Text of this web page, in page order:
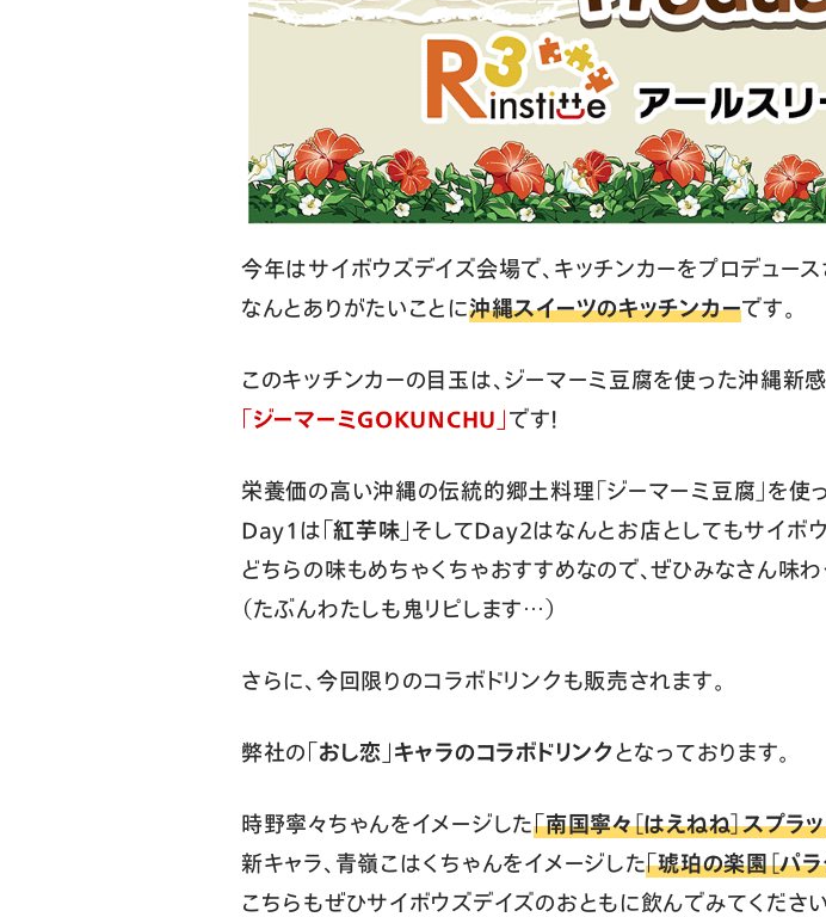
今年はサイボウズデイズ会場で、キッチンカーをプロデュー
なんとありがたいことに沖縄スイーツのキッチンカーです。
このキッチンカーの目玉は、ジーマーミ豆腐を使った沖縄新
「ジーマーミGOKUNCHU」です！
栄養価の高い沖縄の伝統的郷土料理「ジーマーミ豆腐」を使っ
Day1は 「紅芋味」そしてDay2はなんとお店としてもサイボ
どちらの味もめちゃくちゃおすすめなので、ぜひみなさん味わ
（たぶんわたしも鬼リピします…）
さらに、今回限りのコラボドリンクも販売されます。
弊社の 「おし恋」キャラのコラボドリンクとなっております。
時野寧々ちゃんをイメージした「南国寧々［はえねね］スプラッ
新キャラ、青嶺こはくちゃんをイメージした「琥珀の楽園［パラ
こちらもぜひサイボウズデイズのおともに飲んでみてください